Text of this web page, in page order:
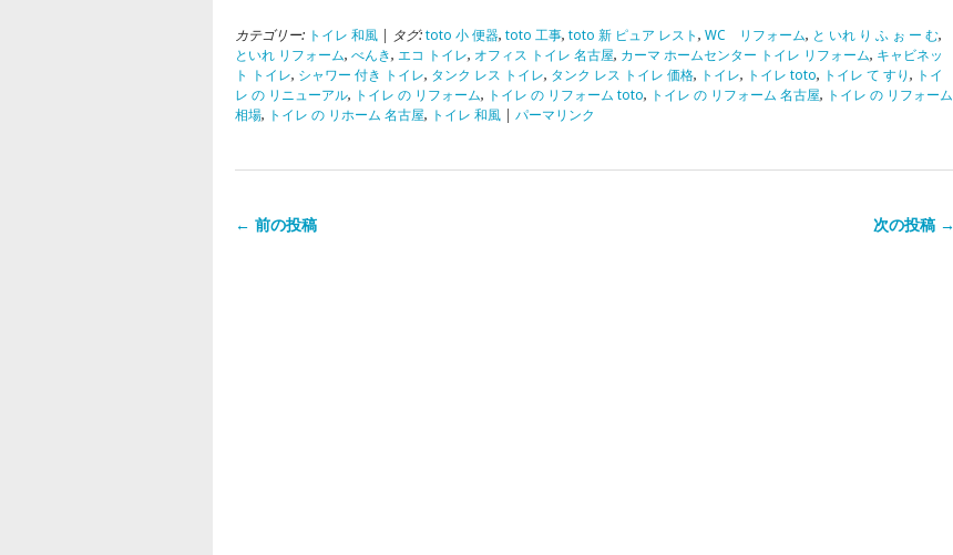
カテゴリー: トイレ 和風 | タグ: toto 小 便器, toto 工事, toto 新 ピュア レスト , WC リフォーム, と いれ り ふ ぉ ー む,
といれ リフォーム, べんき, エコ トイレ, オフィス トイレ 名古屋, カーマ ホームセンター トイレ リフォーム, キャビネッ
ト トイレ, シャワー 付き トイレ, タンク レス トイレ, タンク レス トイレ 価格, トイレ, トイレ toto, トイレ て すり , トイ
レ の リニューアル, トイレ の リフォーム, トイレ の リフォーム toto, トイレ の リフォーム 名古屋, トイレ の リフォーム
相場, トイレ の リホーム 名古屋, トイレ 和風 パーマリンク
← 前の投稿 次の投稿 →